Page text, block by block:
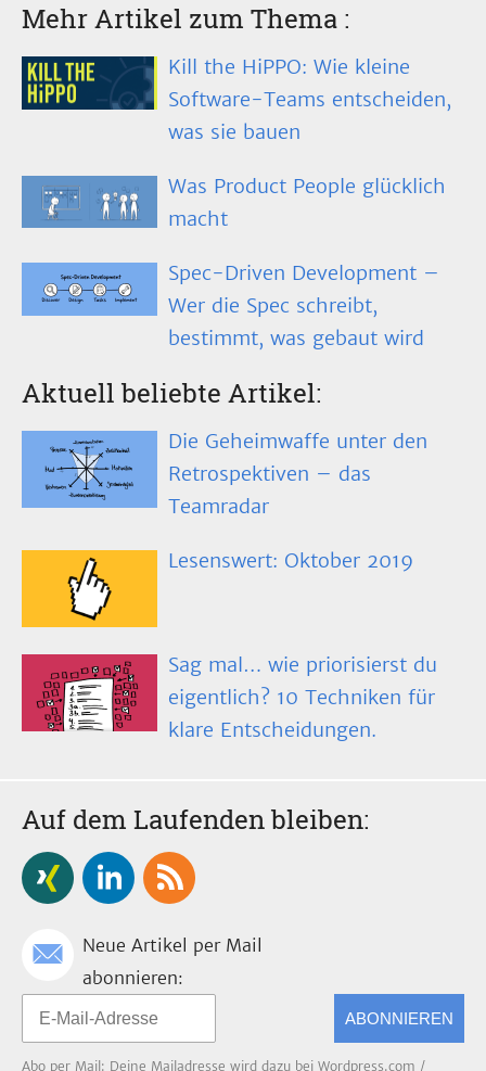
Mehr Artikel zum Thema :
Kill the HiPPO: Wie kleine
Software-Teams entscheiden,
was sie bauen
Was Product People glücklich
macht
Spec-Driven Development –
Wer die Spec schreibt,
bestimmt, was gebaut wird
Aktuell beliebte Artikel:
Die Geheimwaffe unter den
Retrospektiven – das
Teamradar
Lesenswert: Oktober 2019
Sag mal… wie priorisierst du
eigentlich? 10 Techniken für
klare Entscheidungen.
Auf dem Laufenden bleiben:
Neue Artikel per Mail
abonnieren:
ABONNIEREN
Abo per Mail: Deine Mailadresse wird dazu bei Wordpress.com /